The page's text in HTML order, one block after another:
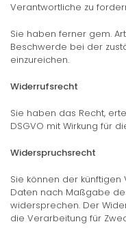
Verantwortliche zu
Sie haben ferner gem.
Beschwerde bei der
einzureichen.
Widerrufsrecht
Sie haben das Recht,
DSGVO mit Wirkung für
Widerspruchsrecht
Sie können der
Daten nach Maßgabe
widersprechen. Der
die Verarbeitung für